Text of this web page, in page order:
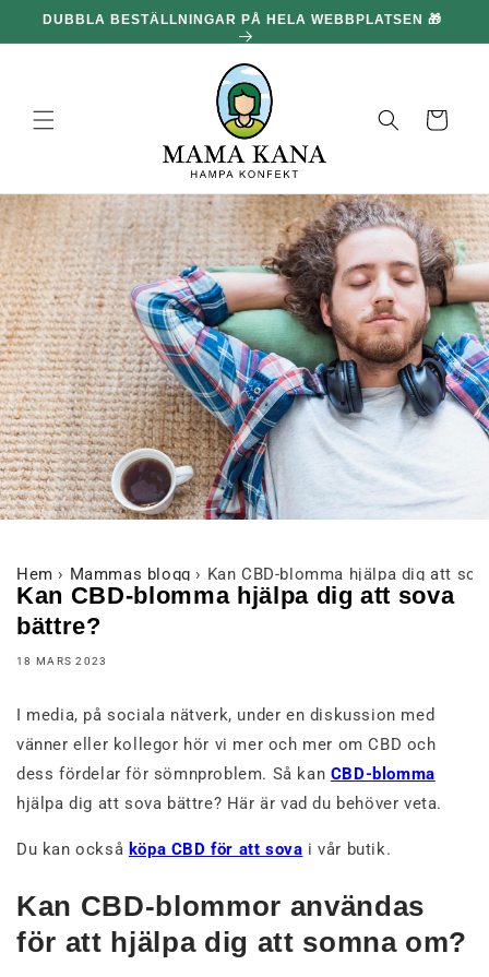
och gå
DUBBLA BESTÄLLNINGAR PÅ HELA WEBBPLATSEN 🎁
Korg
Hem › Mammas blogg › Kan CBD-blomma hjälpa dig att
Kan CBD-blomma hjälpa dig att sova
bättre?
18 MARS 2023
I media, på sociala nätverk, under en diskussion med
vänner eller kollegor hör vi mer och mer om CBD och
dess fördelar för sömnproblem. Så kan CBD-blomma
hjälpa dig att sova bättre? Här är vad du behöver veta.
Du kan också köpa CBD för att sova i vår butik.
Kan CBD-blommor användas
för att hjälpa dig att somna om?